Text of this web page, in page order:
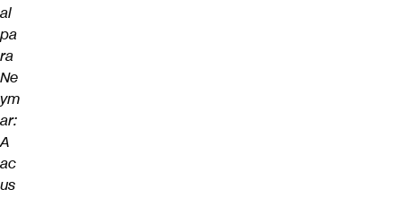
al
pa
ra
Ne
ym
ar:
A
ac
us